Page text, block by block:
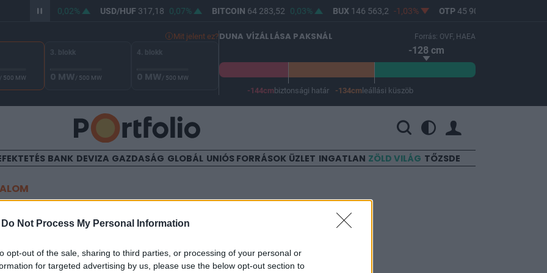
Do Not Process My Personal Information
opt-out of the sale, sharing to third parties, or processing of your personal or
for targeted advertising by us, please use the below opt-out section to
365,47 0,02% USD/HUF317,18 0,07% BITCOIN64 283,52 0,03% BUX146 563,2 -1,03% OTP 45 900
Mit jelent ez?
/ 500 MW
3. blokk
0 MW/ 500 MW
4. blokk
0 MW/ 500 MW
DUNA VÍZÁLLÁSA PAKSNÁL Forrás: OVF, HAEA
-128 cm
-144cm biztonsági határ -134cm leállási küszöb
BANK DEVIZA GAZDASÁG GLOBÁL UNIÓS FORRÁSOK ÜZLET INGATLAN ZÖLD VILÁG TŐZSDE
kötött a SET Group